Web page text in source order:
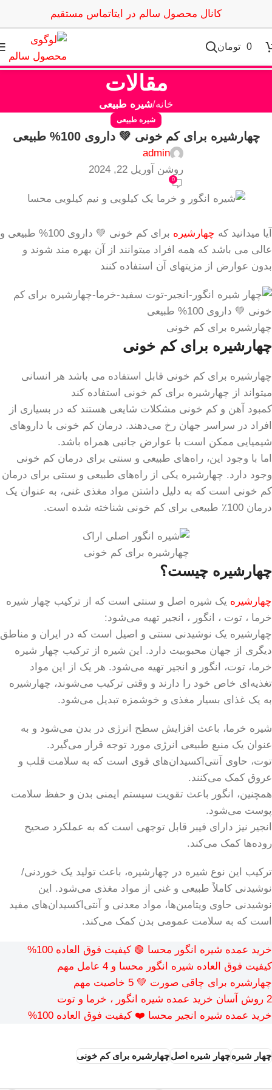
کانال محصول سالم در ایتاتماس مستقیم
0 تومان
مقالات
خانه شیره طبیعی
شیره طبیعی
چهارشیره برای کم خونی 💚 داروی 100% طبیعی
admin
روشن آوریل 22, 2024
0
آیا میدانید که چهارشیره
برای کم خونی 💚 داروی 100% طبیعی و
عالی می باشد که همه افراد میتوانند از آن بهره مند شوند و
بدون عوارض از مزیتهای آن استفاده کنند
چهارشیره برای کم خونی
چهارشیره برای کم خونی
چهارشیره برای کم خونی قابل استفاده می باشد هر انسانی
میتواند از چهارشیره برای کم خونی استفاده کند
کمبود آهن و کم خونی مشکلات شایعی هستند که در بسیاری از
افراد در سراسر جهان رخ می‌دهند. درمان کم خونی با داروهای
شیمیایی ممکن است با عوارض جانبی همراه باشد.
اما با وجود این، راه‌های طبیعی و سنتی برای درمان کم خونی
وجود دارد. چهارشیره یکی از راه‌های طبیعی و سنتی برای درمان
کم خونی است که به دلیل داشتن مواد مغذی غنی، به عنوان یک
درمان 100٪ طبیعی برای کم خونی شناخته شده است.
چهارشیره برای کم خونی
چهارشیره چیست؟
چهارشیره یک شیره اصل و سنتی است که از ترکیب چهار شیره
خرما ، توت ، انگور ، انجیر تهیه می‌شود:
چهارشیره یک نوشیدنی سنتی و اصیل است که در ایران و مناطق
دیگری از جهان محبوبیت دارد. این شیره از ترکیب چهار شیره
خرما، توت، انگور و انجیر تهیه می‌شود. هر یک از این مواد
تغذیه‌ای خاص خود را دارند و وقتی ترکیب می‌شوند، چهارشیره
به یک غذای بسیار مغذی و خوشمزه تبدیل می‌شود.
شیره خرما، باعث افزایش سطح انرژی در بدن می‌شود و به
عنوان یک منبع طبیعی انرژی مورد توجه قرار می‌گیرد.
توت، حاوی آنتی‌اکسیدان‌های قوی است که به سلامت قلب و
عروق کمک می‌کنند.
همچنین، انگور باعث تقویت سیستم ایمنی بدن و حفظ سلامت
پوست می‌شود.
انجیر نیز دارای فیبر قابل توجهی است که به عملکرد صحیح
روده‌ها کمک می‌کند.
ترکیب این نوع شیره در چهارشیره، باعث تولید یک خوردنی/
نوشیدنی کاملاً طبیعی و غنی از مواد مغذی می‌شود. این
نوشیدنی حاوی ویتامین‌ها، مواد معدنی و آنتی‌اکسیدان‌های مفید
است که به سلامت عمومی بدن کمک می‌کند.
خرید عمده شیره انگور محسا 🟢 کیفیت فوق العاده 100%
کیفیت فوق العاده شیره انگور محسا و 4 عامل مهم
چهارشیره برای چاقی صورت 💚 5 خاصیت مهم
2 روش آسان خرید عمده شیره انگور ، خرما و توت
خرید عمده شیره انجیر محسا ❤️ کیفیت فوق العاده 100%
چهار شیرهچهار شیره اصلچهارشیره برای کم خونی